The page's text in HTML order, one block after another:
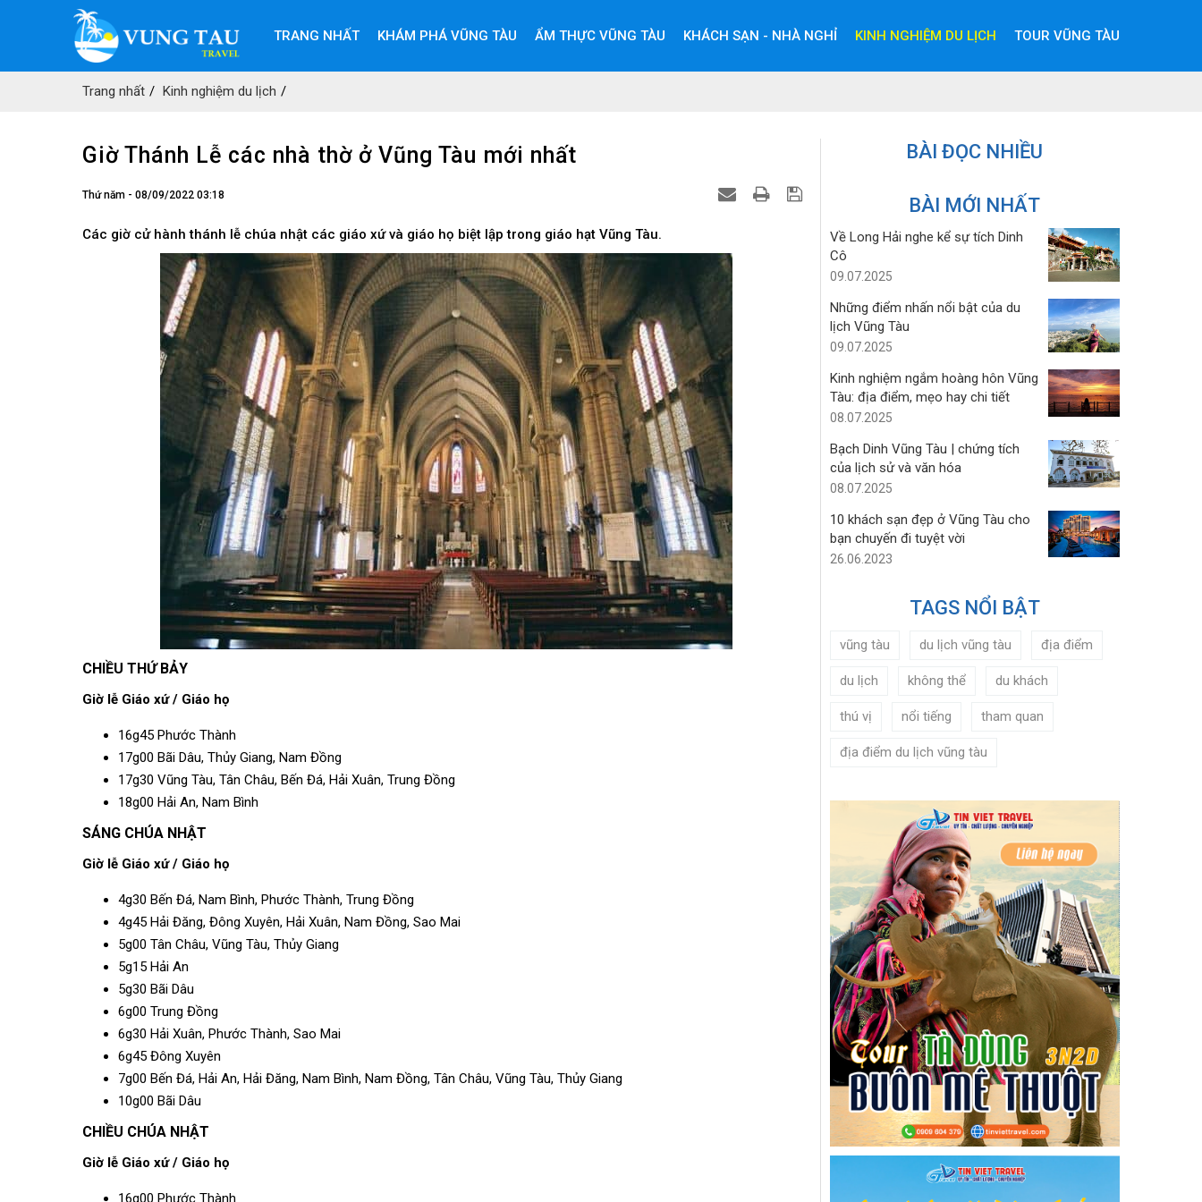
TRANG NHẤT KHÁM PHÁ VŨNG TÀU ẨM THỰC VŨNG TÀU KHÁCH SẠN - NHÀ NGHỈ KINH NGHIỆM DU LỊCH TOUR VŨNG TÀU
Trang nhất Kinh nghiệm du lịch
Giờ Thánh Lễ các nhà thờ ở Vũng Tàu mới nhất
Thứ năm - 08/09/2022 03:18
Các giờ cử hành thánh lễ chúa nhật các giáo xứ và giáo họ biệt lập trong giáo hạt Vũng Tàu.
CHIỀU THỨ BẢY
Giờ lễ Giáo xứ / Giáo họ
16g45 Phước Thành
17g00 Bãi Dâu, Thủy Giang, Nam Đồng
17g30 Vũng Tàu, Tân Châu, Bến Đá, Hải Xuân, Trung Đồng
18g00 Hải An, Nam Bình
SÁNG CHÚA NHẬT
Giờ lễ Giáo xứ / Giáo họ
4g30 Bến Đá, Nam Bình, Phước Thành, Trung Đồng
4g45 Hải Đăng, Đông Xuyên, Hải Xuân, Nam Đồng, Sao Mai
5g00 Tân Châu, Vũng Tàu, Thủy Giang
5g15 Hải An
5g30 Bãi Dâu
6g00 Trung Đồng
6g30 Hải Xuân, Phước Thành, Sao Mai
6g45 Đông Xuyên
7g00 Bến Đá, Hải An, Hải Đăng, Nam Bình, Nam Đồng, Tân Châu, Vũng Tàu, Thủy Giang
10g00 Bãi Dâu
CHIỀU CHÚA NHẬT
Giờ lễ Giáo xứ / Giáo họ
16g00 Phước Thành
BÀI ĐỌC NHIỀU
BÀI MỚI NHẤT
Về Long Hải nghe kể sự tích Dinh
Cô
09.07.2025
Những điểm nhấn nổi bật của du
lịch Vũng Tàu
09.07.2025
Kinh nghiệm ngắm hoàng hôn Vũng
Tàu: địa điểm, mẹo hay chi tiết
08.07.2025
Bạch Dinh Vũng Tàu | chứng tích
của lịch sử và văn hóa
08.07.2025
10 khách sạn đẹp ở Vũng Tàu cho
bạn chuyến đi tuyệt vời
26.06.2023
TAGS NỔI BẬT
vũng tàu du lịch vũng tàu địa điểm
du lịch không thể du khách
thú vị nổi tiếng tham quan
địa điểm du lịch vũng tàu